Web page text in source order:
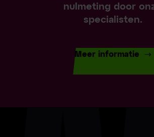
nulmeting door
specialisten.
Meer informatie